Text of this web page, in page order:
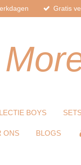
Gratis
BOYS
ONS BLOGS